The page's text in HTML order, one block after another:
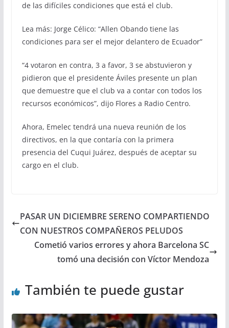
de las difíciles condiciones que está el club.
Lea más: Jorge Célico: “Allen Obando tiene las
condiciones para ser el mejor delantero de Ecuador”
“4 votaron en contra, 3 a favor, 3 se abstuvieron y
pidieron que el presidente Áviles presente un plan
que demuestre que el club va a contar con todos los
recursos económicos”, dijo Flores a Radio Centro.
Ahora, Emelec tendrá una nueva reunión de los
directivos, en la que contaría con la primera
presencia del Cuqui Juárez, después de aceptar su
cargo en el club.
PASAR UN DICIEMBRE SERENO COMPARTIENDO
CON NUESTROS COMPAÑEROS PELUDOS
Cometió varios errores y ahora Barcelona SC
tomó una decisión con Víctor Mendoza
También te puede gustar